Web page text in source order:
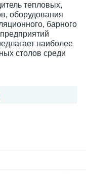
тепловых,
оборудования
барного
наиболее
столов среди